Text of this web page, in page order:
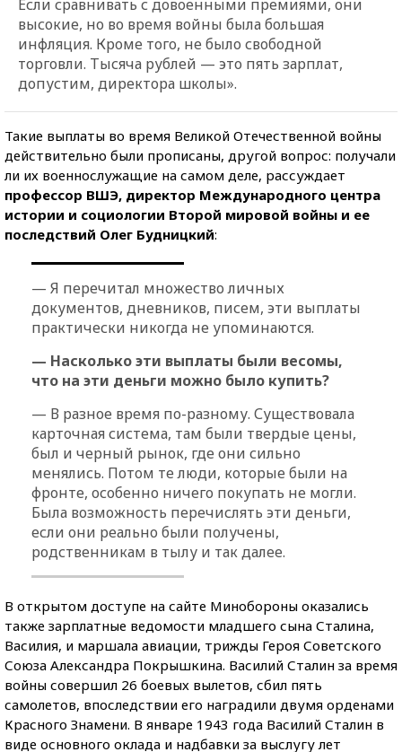
Если сравнивать с довоенными премиями, они
высокие, но во время войны была большая
инфляция. Кроме того, не было свободной
торговли. Тысяча рублей — это пять зарплат,
допустим, директора школы».
Такие выплаты во время Великой Отечественной войны
действительно были прописаны, другой вопрос: получали
ли их военнослужащие на самом деле, рассуждает
профессор ВШЭ, директор Международного центра
истории и социологии Второй мировой войны и ее
последствий Олег Будницкий:
— Я перечитал множество личных
документов, дневников, писем, эти выплаты
практически никогда не упоминаются.
— Насколько эти выплаты были весомы,
что на эти деньги можно было купить?
— В разное время по-разному. Существовала
карточная система, там были твердые цены,
был и черный рынок, где они сильно
менялись. Потом те люди, которые были на
фронте, особенно ничего покупать не могли.
Была возможность перечислять эти деньги,
если они реально были получены,
родственникам в тылу и так далее.
В открытом доступе на сайте Минобороны оказались
также зарплатные ведомости младшего сына Сталина,
Василия, и маршала авиации, трижды Героя Советского
Союза Александра Покрышкина. Василий Сталин за время
войны совершил 26 боевых вылетов, сбил пять
самолетов, впоследствии его наградили двумя орденами
Красного Знамени. В январе 1943 года Василий Сталин в
виде основного оклада и надбавки за выслугу лет